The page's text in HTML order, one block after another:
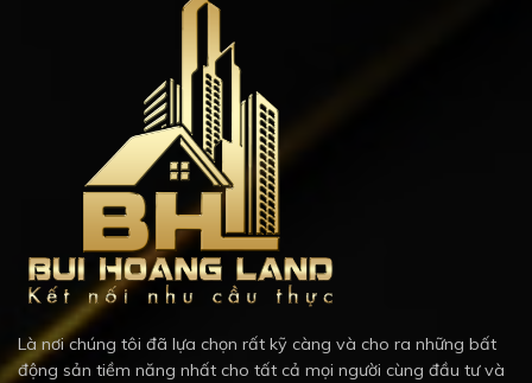
Là nơi chúng tôi đã lựa chọn rất kỹ càng và cho ra những bất
động sản tiềm năng nhất cho tất cả mọi người cùng đầu tư và